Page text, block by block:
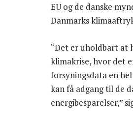
EU og de danske
Danmarks
“Det er uholdbart at
klimakrise, hvor det
forsyningsdata en
kan få adgang til de
energibesparelser,”